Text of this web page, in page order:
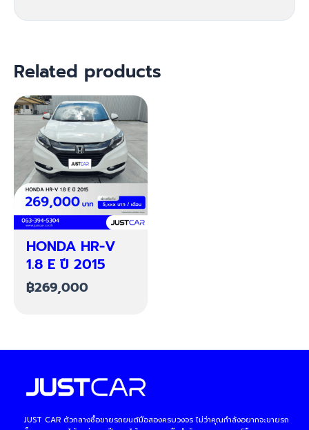
Related products
HONDA HR-V
1.8 E ปี 2015
฿269,000
JUST CAR ตัวกลางซื้อขายรถยนต์มือสองครบวงจร ไม่ว่าคุณกำลังอยากจะขายรถ